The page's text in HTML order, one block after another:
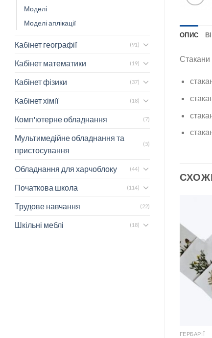
Моделі
Моделі аплікації
Кабінет географії (91)
Кабінет математики (19)
Кабінет фізики (37)
Кабінет хімії (18)
Комп'ютерне обладнання (7)
Мультимедійне обладнання та
пристосування
(5)
Обладнання для харчоблоку (44)
Початкова школа (114)
Трудове навчання (22)
Шкільні меблі (18)
ОПИС
Стакани
ГЕРБАРІЇ